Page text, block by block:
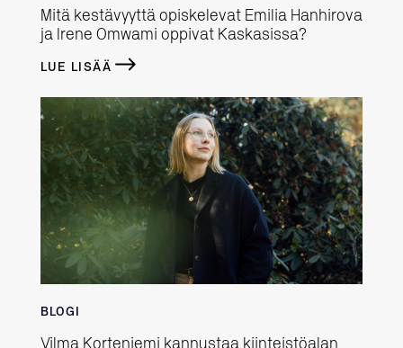
Mitä kestävyyttä opiskelevat Emilia Hanhirova
ja Irene Omwami oppivat Kaskasissa?
LUE LISÄÄ
BLOGI
Vilma Korteniemi kannustaa kiinteistöalan